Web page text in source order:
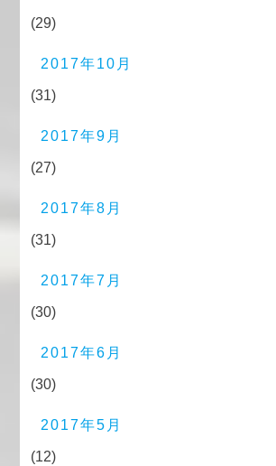
(29)
2017年10月
(31)
2017年9月
(27)
2017年8月
(31)
2017年7月
(30)
2017年6月
(30)
2017年5月
(12)